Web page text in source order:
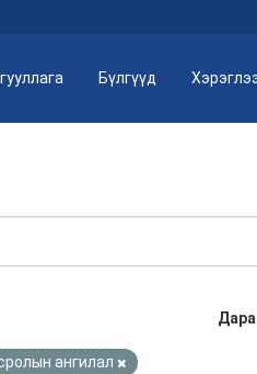
Бүлгүүд
ангилал